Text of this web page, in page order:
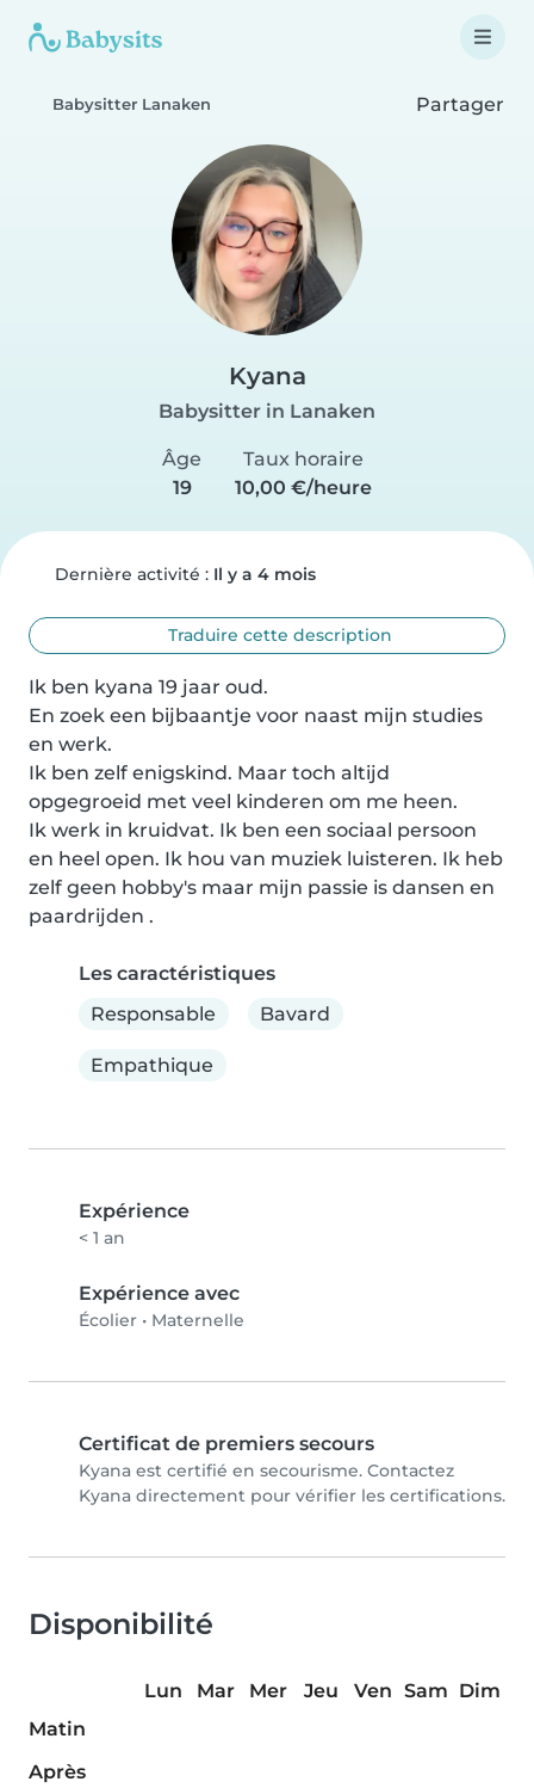
Babysitter Lanaken Partager
Kyana
Babysitter in Lanaken
Âge
19
Taux horaire
10,00 €/heure
Dernière activité : Il y a 4 mois
Traduire cette description
Ik ben kyana 19 jaar oud.
En zoek een bijbaantje voor naast mijn studies
en werk.
Ik ben zelf enigskind. Maar toch altijd
opgegroeid met veel kinderen om me heen.
Ik werk in kruidvat. Ik ben een sociaal persoon
en heel open. Ik hou van muziek luisteren. Ik heb
zelf geen hobby's maar mijn passie is dansen en
paardrijden .
Les caractéristiques
Responsable
Bavard
Empathique
Expérience
< 1 an
Expérience avec
Écolier • Maternelle
Certificat de premiers secours
Kyana est certifié en secourisme. Contactez
Kyana directement pour vérifier les certifications.
Disponibilité
Lun Mar Mer Jeu Ven Sam Dim
Matin
Après